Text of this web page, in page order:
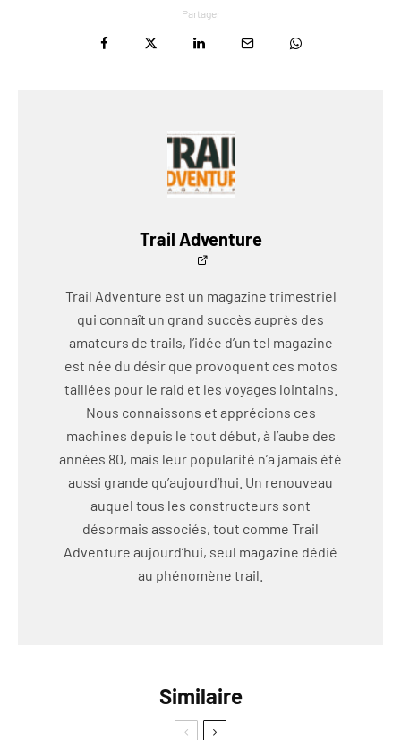
Partager
Trail Adventure
Trail Adventure est un magazine trimestriel
qui connaît un grand succès auprès des
amateurs de trails, l’idée d’un tel magazine
est née du désir que provoquent ces motos
taillées pour le raid et les voyages lointains.
Nous connaissons et apprécions ces
machines depuis le tout début, à l’aube des
années 80, mais leur popularité n’a jamais été
aussi grande qu’aujourd’hui. Un renouveau
auquel tous les constructeurs sont
désormais associés, tout comme Trail
Adventure aujourd’hui, seul magazine dédié
au phénomène trail.
Similaire